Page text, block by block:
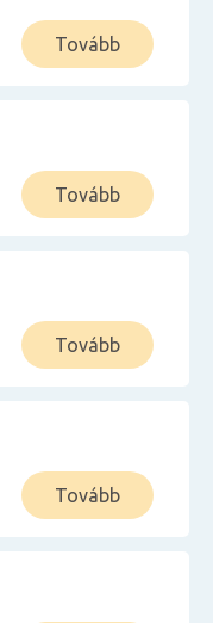
Tovább
Tovább
Tovább
Tovább